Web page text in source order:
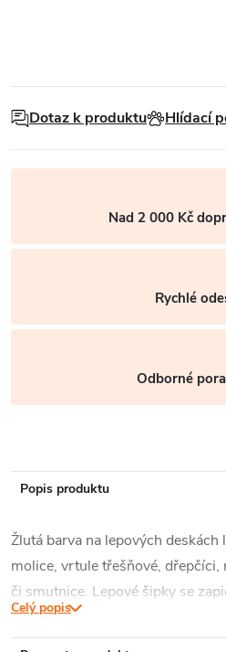
Dotaz k produktu Hlídací
Nad 2 000 Kč
Rychlé
Odborné
Popis produktu
Žlutá barva na lepových
molice, vrtule třešňové,
či smutnice. Lepové šipky se
rostlin. Lapač přitahuje škůdce
Neobsahuje žádné jedy, lepidlo
Celý popis